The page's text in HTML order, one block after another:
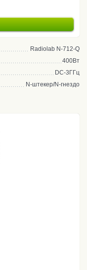
Radiolab N-712-Q
400Вт
DC-3ГГц
N-штекер/N-гнездо